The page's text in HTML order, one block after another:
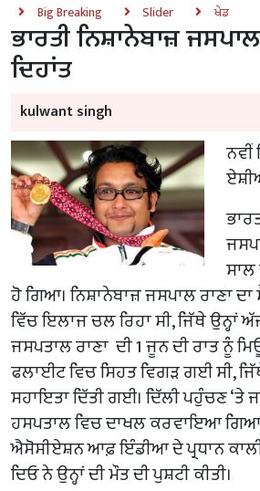
Big Breaking Slider ਖੇਡ
ਭਾਰਤੀ ਨਿਸ਼ਾਨੇਬਾਜ਼
ਦਿਹਾਂਤ
kulwant singh
ਨਵੀਂ
ਹੋ ਗਿਆ। ਨਿਸ਼ਾਨੇਬਾਜ਼ ਜਸਪਾਲ ਰਾਣਾ
ਵਿੱਚ ਇਲਾਜ ਚਲ ਰਿਹਾ ਸੀ, ਜਿੱਥੇ ਉਨ੍ਹਾਂ
ਜਸਪਤਾਲ ਰਾਣਾ ਦੀ 1 ਜੂਨ ਦੀ ਰਾਤ ਨੂੰ
ਫਲਾਈਟ ਵਿਚ ਸਿਹਤ ਵਿਗੜ ਗਈ ਸੀ,
ਸਹਾਇਤਾ ਦਿੱਤੀ ਗਈ। ਦਿੱਲੀ ਪਹੁੰਚਣ
ਹਸਪਤਾਲ ਵਿਚ ਦਾਖਲ ਕਰਵਾਇਆ
ਐਸੋਸੀਏਸ਼ਨ ਆਫ਼ ਇੰਡੀਆ ਦੇ ਪ੍ਰਧਾਨ
ਦਿਓ ਨੇ ਉਨ੍ਹਾਂ ਦੀ ਮੌਤ ਦੀ ਪੁਸ਼ਟੀ ਕੀਤੀ।